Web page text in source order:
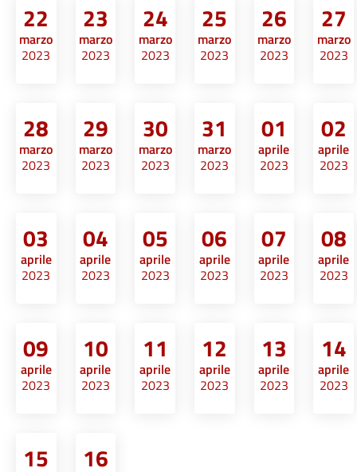
22
marzo
2023
23
marzo
2023
24
marzo
2023
25
marzo
2023
26
marzo
2023
27
marzo
2023
28
marzo
2023
29
marzo
2023
30
marzo
2023
31
marzo
2023
01
aprile
2023
02
aprile
2023
03
aprile
2023
04
aprile
2023
05
aprile
2023
06
aprile
2023
07
aprile
2023
08
aprile
2023
09
aprile
2023
10
aprile
2023
11
aprile
2023
12
aprile
2023
13
aprile
2023
14
aprile
2023
15 16